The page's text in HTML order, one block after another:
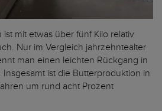
ist mit etwas über fünf Kilo relativ
Nur im Vergleich jahrzehntealter
man einen leichten Rückgang in
ist die Butterproduktion in
um rund acht Prozent